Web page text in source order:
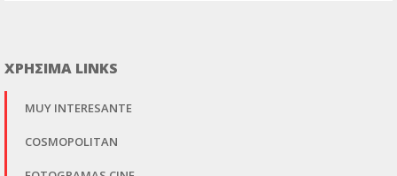
ΧΡΗΣΙΜΑ LINKS
MUY INTERESANTE
COSMOPOLITAN